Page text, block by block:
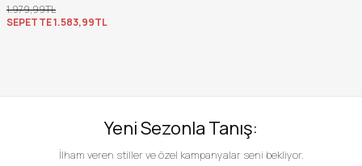
1.979,99TL
SEPETTE1.583,99TL
Yeni Sezonla Tanış:
İlham veren stiller ve özel kampanyalar seni bekliyor.